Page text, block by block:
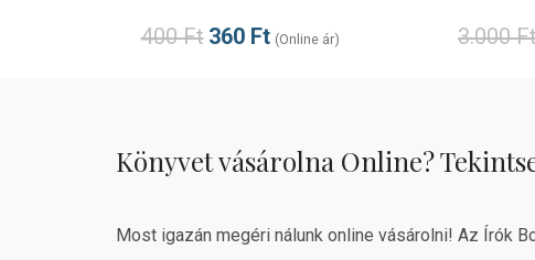
400Ft 360 Ft (Online ár) 3.000
Könyvet vásárolna Online?
Most igazán megéri nálunk online vásárolni! Az Írók